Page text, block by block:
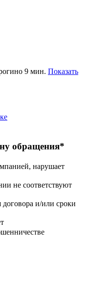
9 мин. Показать
обращения*
нарушает
не соответствуют
и/или сроки